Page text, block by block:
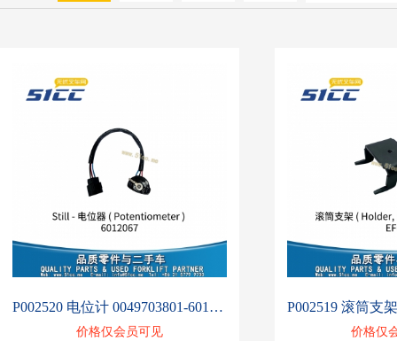
P002520 电位计 0049703801-6012067
价格仅会员可见 价格仅